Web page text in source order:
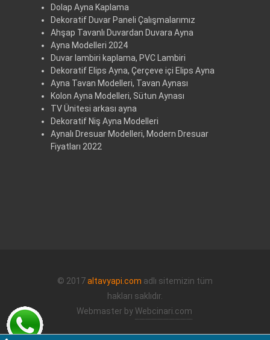
Dolap Ayna Kaplama
Dekoratif Duvar Paneli Çalışmalarımız
Ahşap Tavanlı Duvardan Duvara Ayna
Ayna Modelleri 2024
Duvar lambiri kaplama, PVC Lambiri
Dekoratif Elips Ayna, Çerçeve içi Elips Ayna
Ayna Tavan Modelleri, Tavan Aynası
Kolon Ayna Modelleri, Sütun Aynası
TV Ünitesi arkası ayna
Dekoratif Niş Ayna Modelleri
Aynalı Dresuar Modelleri, Modern Dresuar
Fiyatları 2022
© 2017altavyapi.com adlı sitemizin tüm
hakları saklıdır.
Webmaster byWebcinari.com